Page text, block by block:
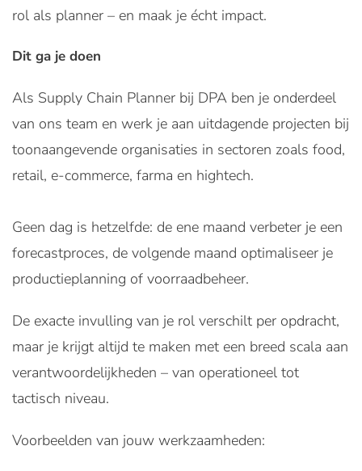
rol als planner – en maak je écht impact.
Dit ga je doen
Als Supply Chain Planner bij DPA ben je onderdeel
van ons team en werk je aan uitdagende projecten bij
toonaangevende organisaties in sectoren zoals food,
retail, e-commerce, farma en hightech.
Geen dag is hetzelfde: de ene maand verbeter je een
forecastproces, de volgende maand optimaliseer je
productieplanning of voorraadbeheer.
De exacte invulling van je rol verschilt per opdracht,
maar je krijgt altijd te maken met een breed scala aan
verantwoordelijkheden – van operationeel tot
tactisch niveau.
Voorbeelden van jouw werkzaamheden: